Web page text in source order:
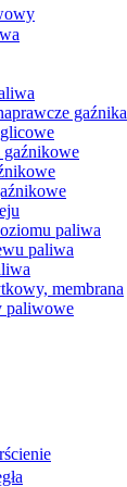
gaźnika
paliwa
paliwa
membrana
paliwowe